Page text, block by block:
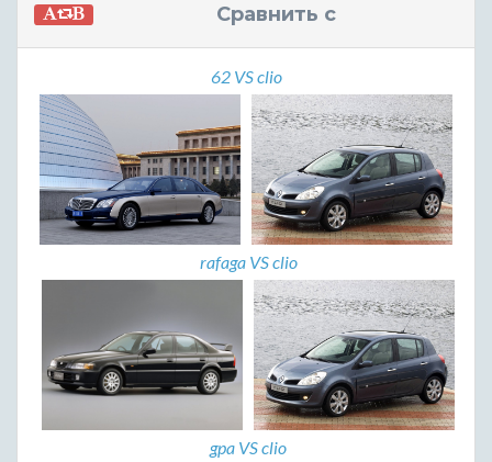
Сравнить с
62 VS clio
rafaga VS clio
gpa VS clio